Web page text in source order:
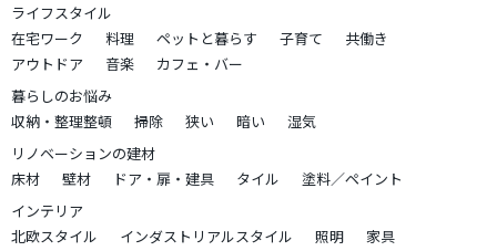
ライフスタイル
在宅ワーク
料理 ペットと暮らす 子育て
共働き
アウトドア
音楽
カフェ・バー
暮らしのお悩み
収納・整理整頓
掃除 狭い 暗い
湿気
リノベーションの建材
床材
壁材 ドア・扉・建具 タイル
塗料／ペイント
インテリア
北欧スタイル
インダストリアルスタイル 照明
家具